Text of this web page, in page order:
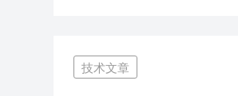
30、60和120min；高精度测
路继电器输出（超限报警/维
技术文章